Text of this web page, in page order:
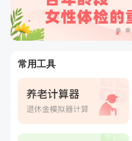
7分钟前
华**
7分钟前
侯**
购买了汤臣倍健
购买
常用工具